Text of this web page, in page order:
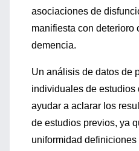
asociaciones de
manifiesta con deterioro
demencia.
Un análisis de datos de
individuales de estudios
ayudar a aclarar los
de estudios previos, ya
uniformidad